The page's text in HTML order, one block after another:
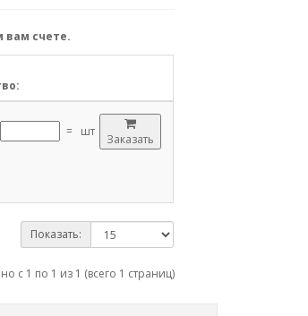
вам счете.
= шт
Заказать
Показать:
с 1 по 1 из 1 (всего 1 страниц)